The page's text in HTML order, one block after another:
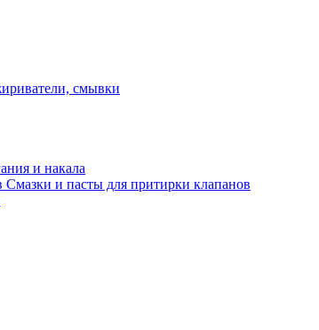
и накала
Смазки и пасты для притирки клапанов